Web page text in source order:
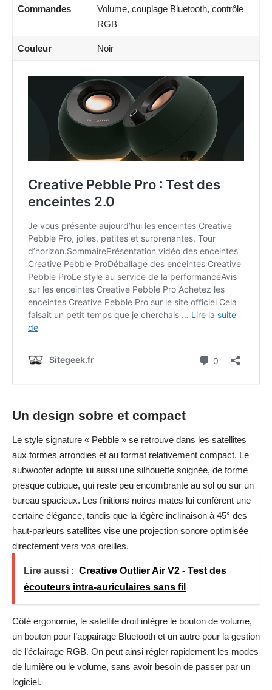
Commandes
Volume, couplage Bluetooth, contrôle
RGB
Couleur Noir
Un design sobre et compact
Le style signature « Pebble » se retrouve dans les satellites
aux formes arrondies et au format relativement compact. Le
subwoofer adopte lui aussi une silhouette soignée, de forme
presque cubique, qui reste peu encombrante au sol ou sur un
bureau spacieux. Les finitions noires mates lui confèrent une
certaine élégance, tandis que la légère inclinaison à 45° des
haut-parleurs satellites vise une projection sonore optimisée
directement vers vos oreilles.
Lire aussi : Creative Outlier Air V2 - Test des
écouteurs intra-auriculaires sans fil
Côté ergonomie, le satellite droit intègre le bouton de volume,
un bouton pour l’appairage Bluetooth et un autre pour la gestion
de l’éclairage RGB. On peut ainsi régler rapidement les modes
de lumière ou le volume, sans avoir besoin de passer par un
logiciel.